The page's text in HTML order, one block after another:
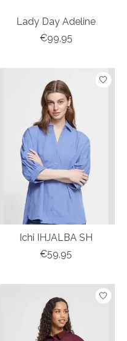
Lady Day Adeline
€99,95
Ichi IHJALBA SH
€59,95